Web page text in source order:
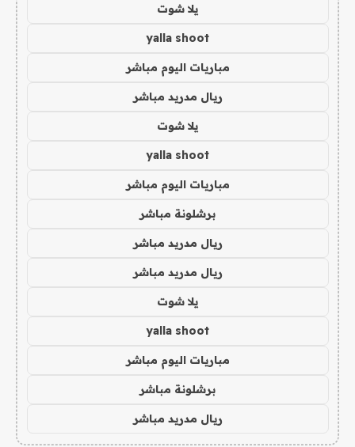
يلا شوت
yalla shoot
مباريات اليوم مباشر
ريال مدريد مباشر
يلا شوت
yalla shoot
مباريات اليوم مباشر
برشلونة مباشر
ريال مدريد مباشر
ريال مدريد مباشر
يلا شوت
yalla shoot
مباريات اليوم مباشر
برشلونة مباشر
ريال مدريد مباشر